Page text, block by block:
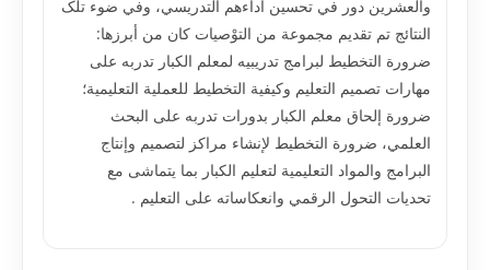
والعشرين دور في تحسين أداءهم التدريسي، وفي ضوء تلک
النتائج تم تقديم مجموعة من التوْصيات کان من أبرزها:
ضرورة التخطيط لبرامج تدريبيه لمعلم الکبار تدربه على
مهارات تصميم التعليم وکيفية التخطيط للعملية التعليمية؛
ضرورة إلحاق معلم الکبار بدورات تدربه على البحث
العلمي، ضرورة التخطيط لإنشاء مراکز لتصميم وإنتاج
البرامج والمواد التعليمية لتعليم الکبار بما يتماشى مع
تحديات التحول الرقمي وانعکاساته على التعليم .